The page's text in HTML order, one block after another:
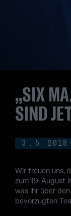
3 . 5 . 2018
„SIX
SIND
Wir freuen uns,
zum 19. August
was ihr über
bevorzugten